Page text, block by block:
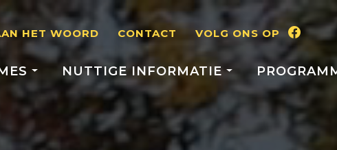
HET WOORD CONTACT VOLG ONS OP
NUTTIGE INFORMATIE